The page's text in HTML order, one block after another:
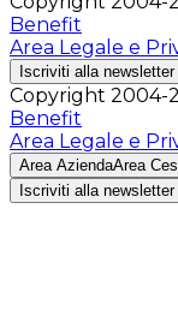
Benefit
Area Legale e
Iscriviti alla newsletter
Copyright 2004-
Benefit
Area Legale e
Area AziendaArea
Iscriviti alla newsletter